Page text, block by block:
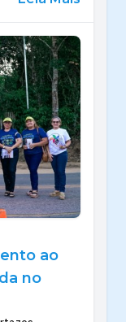
ao
no